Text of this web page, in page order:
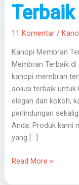
11 Komentar /
Kanopi Membran
Membran Terbaik
kanopi membran
solusi terbaik untuk
elegan dan kokoh,
perlindungan
Anda. Produk kami
yang […]
Terbaik
Di
Jakarta
Read More »